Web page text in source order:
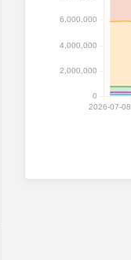
2026-07-08
0
2,000,000
4,000,000
6,000,000